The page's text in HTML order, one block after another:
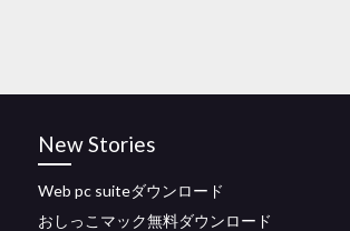
New Stories
Web pc suiteダウンロード
おしっこマック無料ダウンロード